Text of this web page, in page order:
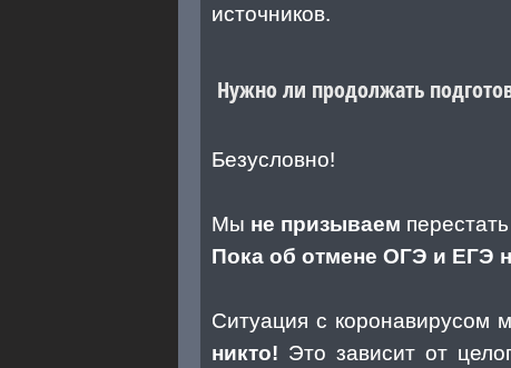
источников.
Нужно ли продолжать
Безусловно!
Мы не призываем
Пока об отмене ОГЭ и ЕГЭ
Ситуация с коронавирусом
никто! Это зависит от